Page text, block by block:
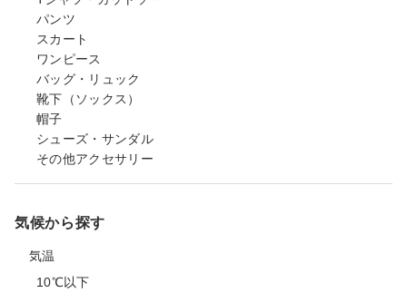
パンツ
スカート
ワンピース
バッグ・リュック
靴下（ソックス）
帽子
シューズ・サンダル
その他アクセサリー
気候から探す
気温
10℃以下